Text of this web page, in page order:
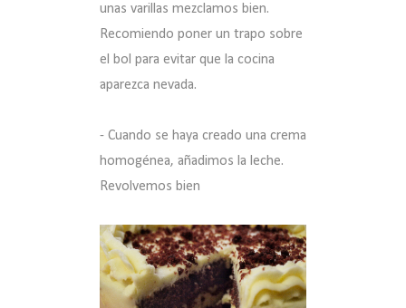
unas varillas mezclamos bien.
Recomiendo poner un trapo sobre
el bol para evitar que la cocina
aparezca nevada.
- Cuando se haya creado una crema
homogénea, añadimos la leche.
Revolvemos bien